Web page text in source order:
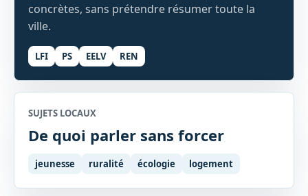
concrètes, sans prétendre résumer toute la
ville.
LFI PS EELV REN
SUJETS LOCAUX
De quoi parler sans forcer
jeunesse ruralité écologie logement